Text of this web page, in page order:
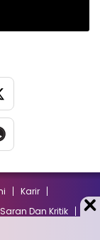
Karir
Saran Dan Kritik